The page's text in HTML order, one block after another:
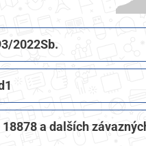
2022Sb.
a dalších